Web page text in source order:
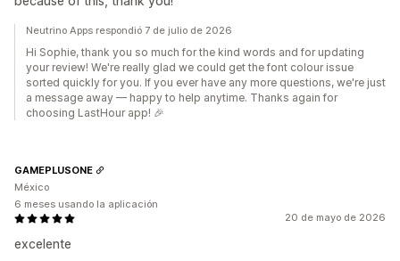
Neutrino Apps respondió 7 de julio de 2026
Hi Sophie, thank you so much for the kind words and for updating
your review! We're really glad we could get the font colour issue
sorted quickly for you. If you ever have any more questions, we're just
a message away — happy to help anytime. Thanks again for
choosing LastHour app! 🎉
20 de mayo de 2026
excelente
GAMEPLUSONE
México
6 meses usando la aplicación